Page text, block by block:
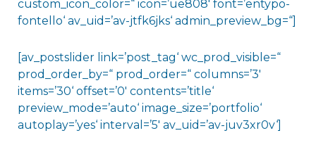
custom_icon_color=“ icon=’ue808′ font=’entypo-
fontello‘ av_uid=’av-jtfk6jks‘ admin_preview_bg=“]
[av_postslider link=’post_tag‘ wc_prod_visible=“
prod_order_by=“ prod_order=“ columns=’3′
items=’30‘ offset=’0′ contents=’title‘
preview_mode=’auto‘ image_size=’portfolio‘
autoplay=’yes‘ interval=’5′ av_uid=’av-juv3xr0v‘]